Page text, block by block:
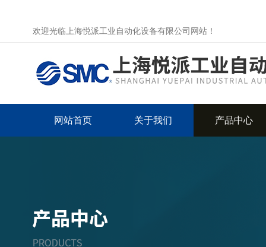
欢迎光临上海悦派工业自动化设备有限公司网站！
网站首页 关于我们 产品中心